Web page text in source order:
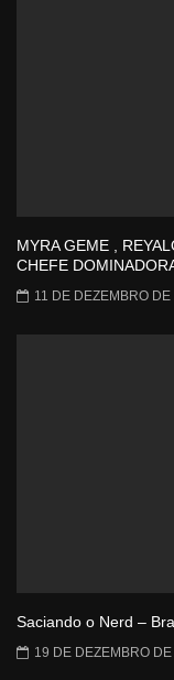
MYRA GEME ,
CHEFE
11 DE DEZEMBRO DE
Saciando o Nerd –
19 DE DEZEMBRO